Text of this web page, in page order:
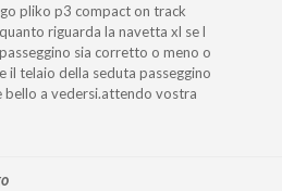
pliko p3 compact on track
riguarda la navetta xl se l
sia corretto o meno o
il telaio della seduta passeggino
bello a vedersi.attendo vostra